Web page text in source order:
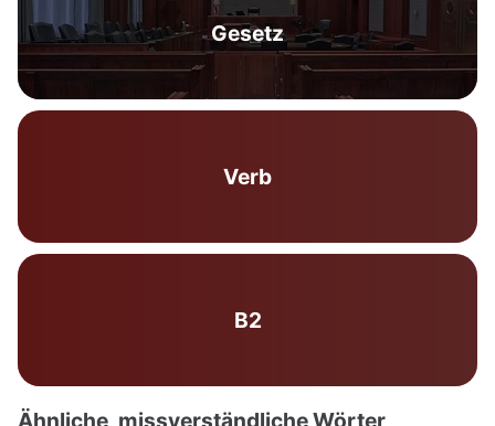
Gesetz
Verb
B2
Ähnliche, missverständliche Wörter